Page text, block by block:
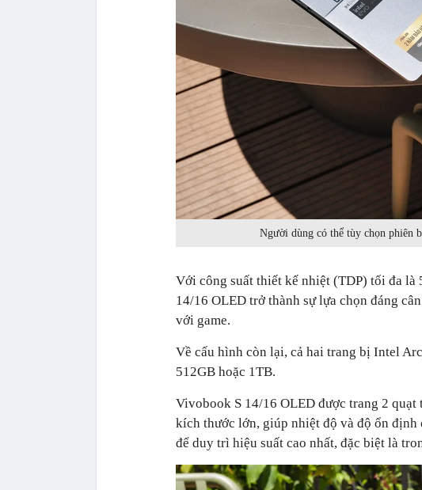
Người dùng có thể tùy chọn phiên
Với công suất thiết kế nhiệt (TDP) tối đa
14/16 OLED trở thành sự lựa chọn đáng
với game.
Về cấu hình còn lại, cả hai trang bị Intel
512GB hoặc 1TB.
Vivobook S 14/16 OLED được trang 2
kích thước lớn, giúp nhiệt độ và độ ổn
để duy trì hiệu suất cao nhất, đặc biệt là